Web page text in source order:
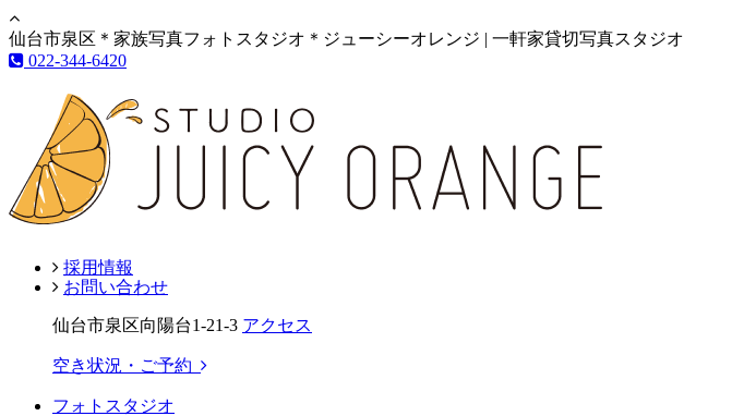
仙台市泉区＊家族写真フォトスタジオ＊ジューシーオレンジ | 一軒家貸切写真スタジオ
022-344-6420
採用情報
お問い合わせ
仙台市泉区向陽台1-21-3 アクセス
空き状況・ご予約
フォトスタジオ